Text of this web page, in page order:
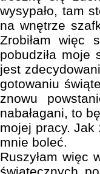
wysypało, tam
na wnętrze
Zrobiłam więc
pobudziła
jest
gotowaniu
znowu
nabałagani, to
mojej pracy. Jak
mnie boleć.
Ruszyłam więc